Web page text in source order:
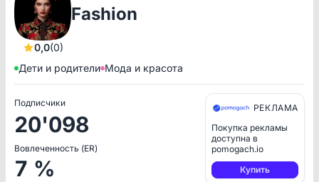
0,0(0)
Fashion
Дети и родители Мода и красота
Подписчики
20'098
Вовлеченность (ER)
7 %
РЕКЛАМА
Покупка рекламы
доступна в
pomogach.io
Купить